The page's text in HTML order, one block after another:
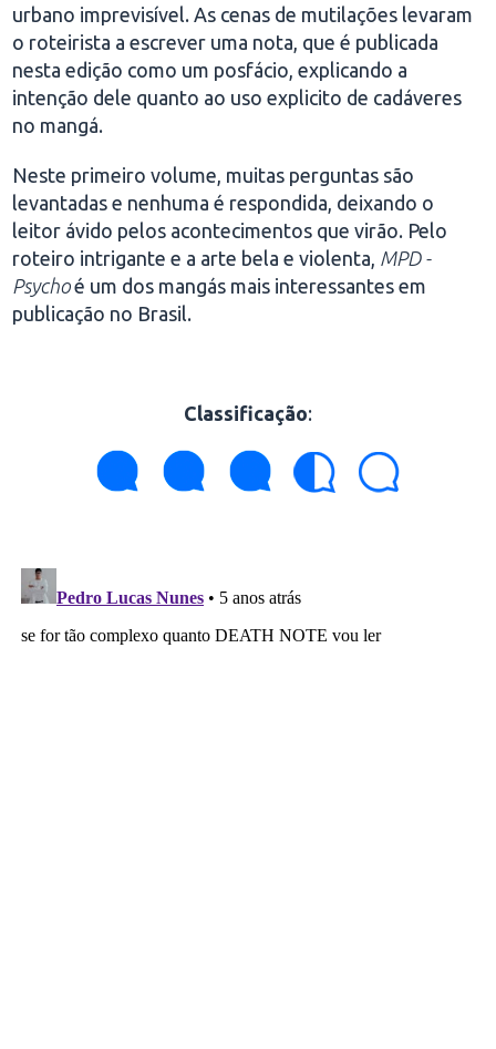
urbano imprevisível. As cenas de mutilações levaram
o roteirista a escrever uma nota, que é publicada
nesta edição como um posfácio, explicando a
intenção dele quanto ao uso explicito de cadáveres
no mangá.
Neste primeiro volume, muitas perguntas são
levantadas e nenhuma é respondida, deixando o
leitor ávido pelos acontecimentos que virão. Pelo
roteiro intrigante e a arte bela e violenta, MPD -
Psychoé um dos mangás mais interessantes em
publicação no Brasil.
Classificação: